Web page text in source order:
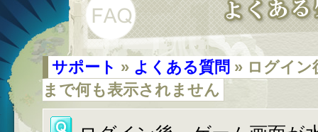
サポート » よくある質問 » ログイン
まで何も表示されません